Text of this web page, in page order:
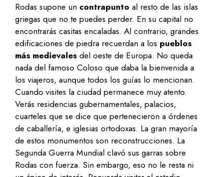
Rodas supone un contrapunto al resto de las islas
griegas que no te puedes perder. En su capital no
encontrarás casitas encaladas. Al contrario, grandes
edificaciones de piedra recuerdan a los pueblos
más medievales del oeste de Europa. No queda
nada del famoso Coloso que daba la bienvenida a
los viajeros, aunque todos los guías lo mencionan.
Cuando visites la ciudad permanece muy atento.
Verás residencias gubernamentales, palacios,
cuarteles que se dice que pertenecieron a órdenes
de caballería, e iglesias ortodoxas. La gran mayoría
de estos monumentos son reconstrucciones. La
Segunda Guerra Mundial clavó sus garras sobre
Rodas con fuerza. Sin embargo, eso no le resta ni